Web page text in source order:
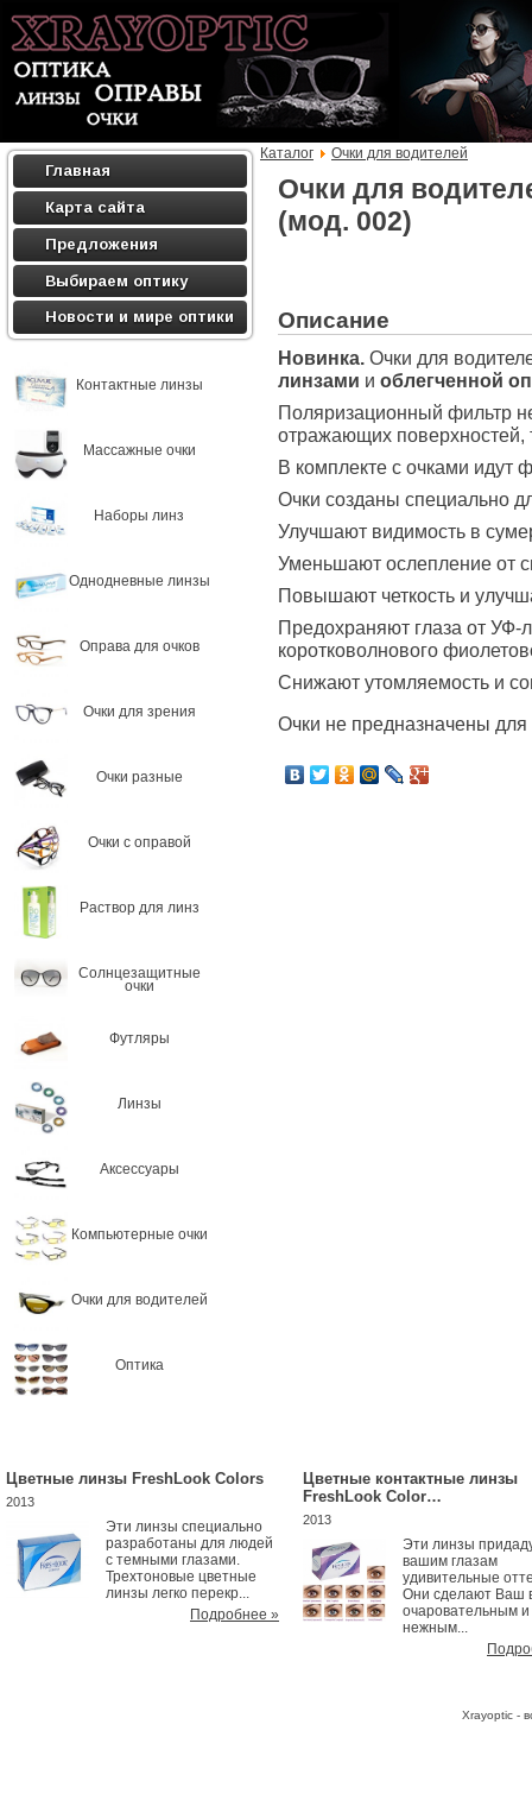
Главная
Карта сайта
Предложения
Выбираем оптику
Новости и мире оптики
Контактные линзы
Массажные очки
Наборы линз
Однодневные линзы
Оправа для очков
Очки для зрения
Очки разные
Очки с оправой
Раствор для линз
Солнцезащитные
очки
Футляры
Линзы
Аксессуары
Компьютерные очки
Очки для водителей
Оптика
Каталог Очки для водителей
Очки для
(мод. 002)
Описание
Новинка. Очки для
линзами и облегченной
Поляризационный фильтр
отражающих поверхностей,
В комплекте с очками идут
Очки созданы специально
Улучшают видимость в
Уменьшают ослепление от
Повышают четкость и
Предохраняют глаза от УФ-
коротковолнового
Снижают утомляемость и
Очки не предназначены
Цветные линзы FreshLook Colors
2013
Эти линзы специально
разработаны для людей
с темными глазами.
Трехтоновые цветные
линзы легко перекр...
Подробнее »
Цветные контактные линзы
FreshLook Color…
2013
Эти линзы
вашим глазам
удивительные
Они сделают Ваш
очаровательным и
нежным...
Хrayoptic -